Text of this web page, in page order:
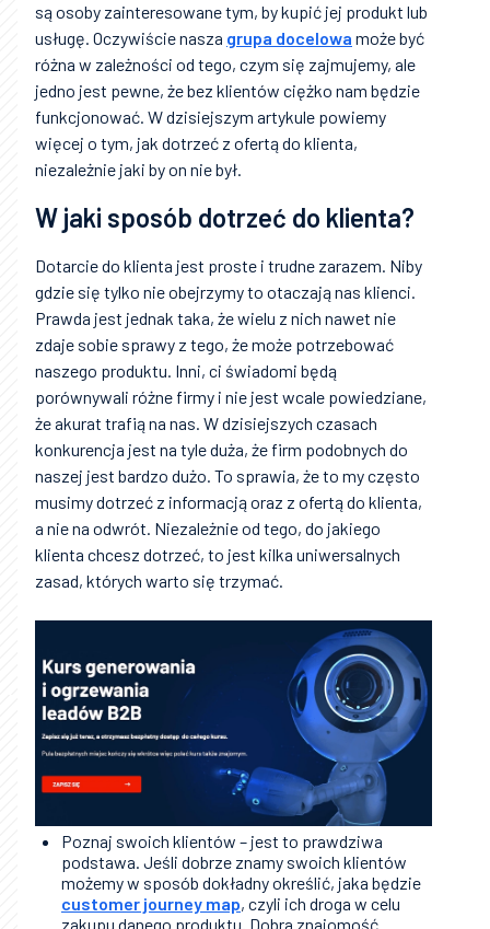
są osoby zainteresowane tym, by kupić jej produkt lub
usługę. Oczywiście nasza grupa docelowa może być
różna w zależności od tego, czym się zajmujemy, ale
jedno jest pewne, że bez klientów ciężko nam będzie
funkcjonować. W dzisiejszym artykule powiemy
więcej o tym, jak dotrzeć z ofertą do klienta,
niezależnie jaki by on nie był.
W jaki sposób dotrzeć do klienta?
Dotarcie do klienta jest proste i trudne zarazem. Niby
gdzie się tylko nie obejrzymy to otaczają nas klienci.
Prawda jest jednak taka, że wielu z nich nawet nie
zdaje sobie sprawy z tego, że może potrzebować
naszego produktu. Inni, ci świadomi będą
porównywali różne firmy i nie jest wcale powiedziane,
że akurat trafią na nas. W dzisiejszych czasach
konkurencja jest na tyle duża, że firm podobnych do
naszej jest bardzo dużo. To sprawia, że to my często
musimy dotrzeć z informacją oraz z ofertą do klienta,
a nie na odwrót. Niezależnie od tego, do jakiego
klienta chcesz dotrzeć, to jest kilka uniwersalnych
zasad, których warto się trzymać.
Poznaj swoich klientów – jest to prawdziwa
podstawa. Jeśli dobrze znamy swoich klientów
możemy w sposób dokładny określić, jaka będzie
customer journey map, czyli ich droga w celu
zakupu danego produktu. Dobra znajomość